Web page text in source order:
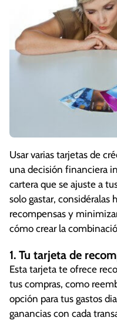
Usar varias tarjetas de
una decisión financiera
cartera que se ajuste a
solo gastar, considéralas
recompensas y
cómo crear la
1. Tu tarjeta de
Esta tarjeta te ofrece
tus compras, como
opción para tus gastos
ganancias con cada